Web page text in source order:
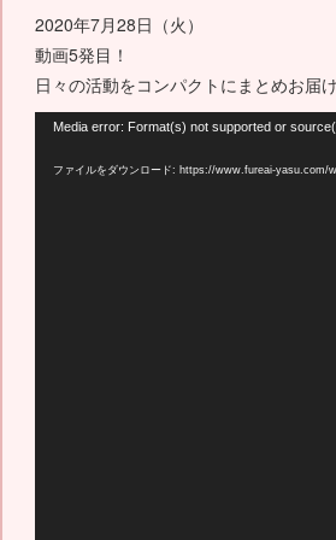
2020年7月28日（火）
動画5発目！
日々の活動をコンパクトにまとめお届け
Media error: Format(s) not supported or
ファイルをダウンロード: https://www.fureai-yasu.com/